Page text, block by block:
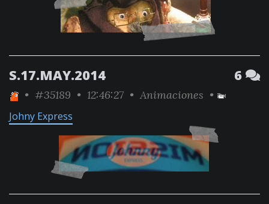
S.17.MAY.2014 6
• #35189 • 12:46:27 • Animaciones •
Johny Express